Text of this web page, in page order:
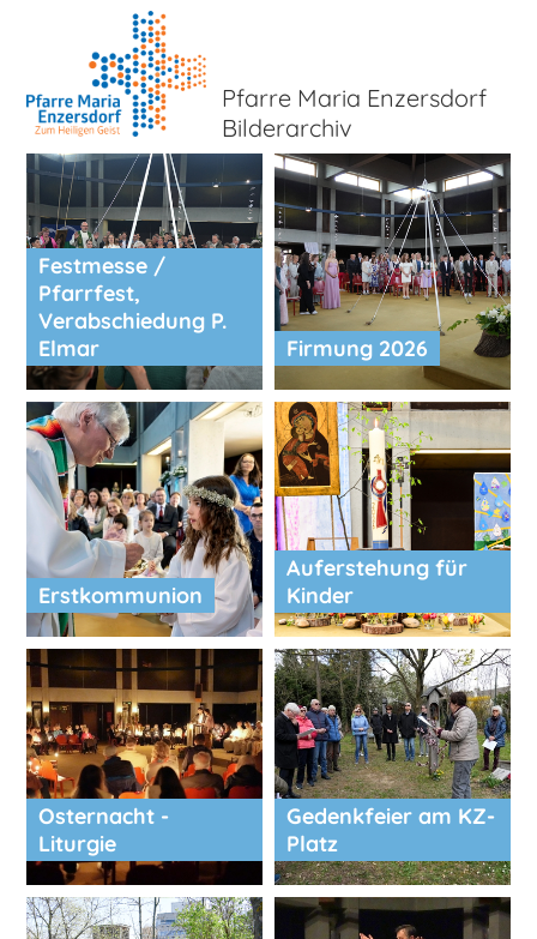
Pfarre Maria Enzersdorf
Bilderarchiv
Festmesse /
Pfarrfest,
Verabschiedung P.
Elmar
Firmung 2026
Erstkommunion
Auferstehung für
Kinder
Osternacht -
Liturgie
Gedenkfeier am KZ-
Platz